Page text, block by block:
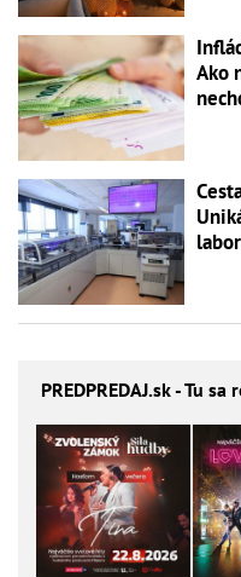
Ako
PREDPREDAJ.sk - Tu sa